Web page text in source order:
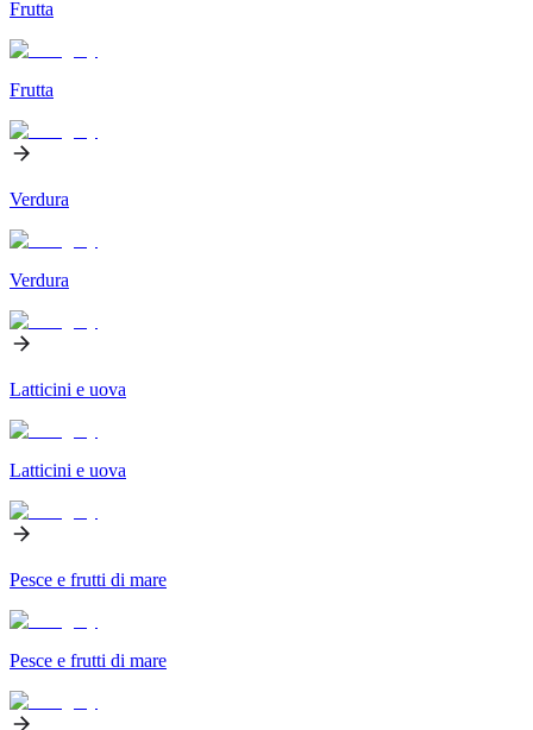
Frutta
Frutta
Verdura
Verdura
Latticini e uova
Latticini e uova
Pesce e frutti di mare
Pesce e frutti di mare